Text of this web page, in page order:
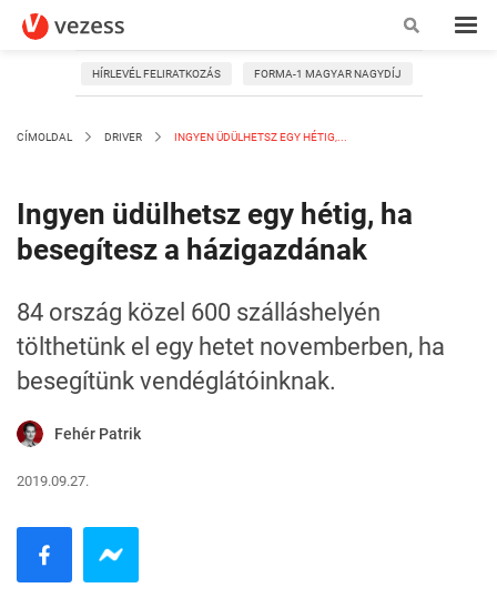
HÍRLEVÉL FELIRATKOZÁS FORMA-1 MAGYAR NAGYDÍJ
CÍMOLDAL DRIVER INGYEN ÜDÜLHETSZ EGY HÉTIG,...
Ingyen üdülhetsz egy hétig, ha
besegítesz a házigazdának
84 ország közel 600 szálláshelyén
tölthetünk el egy hetet novemberben, ha
besegítünk vendéglátóinknak.
Fehér Patrik
2019.09.27.